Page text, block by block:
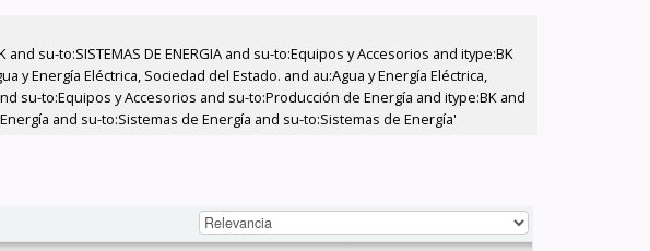
su-to:SISTEMAS DE ENERGIA and su-to:Equipos y Accesorios and itype:BK
Energía Eléctrica, Sociedad del Estado. and au:Agua y Energía Eléctrica,
su-to:Equipos y Accesorios and su-to:Producción de Energía and itype:BK and
and su-to:Sistemas de Energía and su-to:Sistemas de Energía'